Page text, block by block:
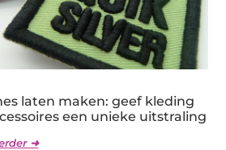
laten maken: geef kleding
een unieke uitstraling
➜